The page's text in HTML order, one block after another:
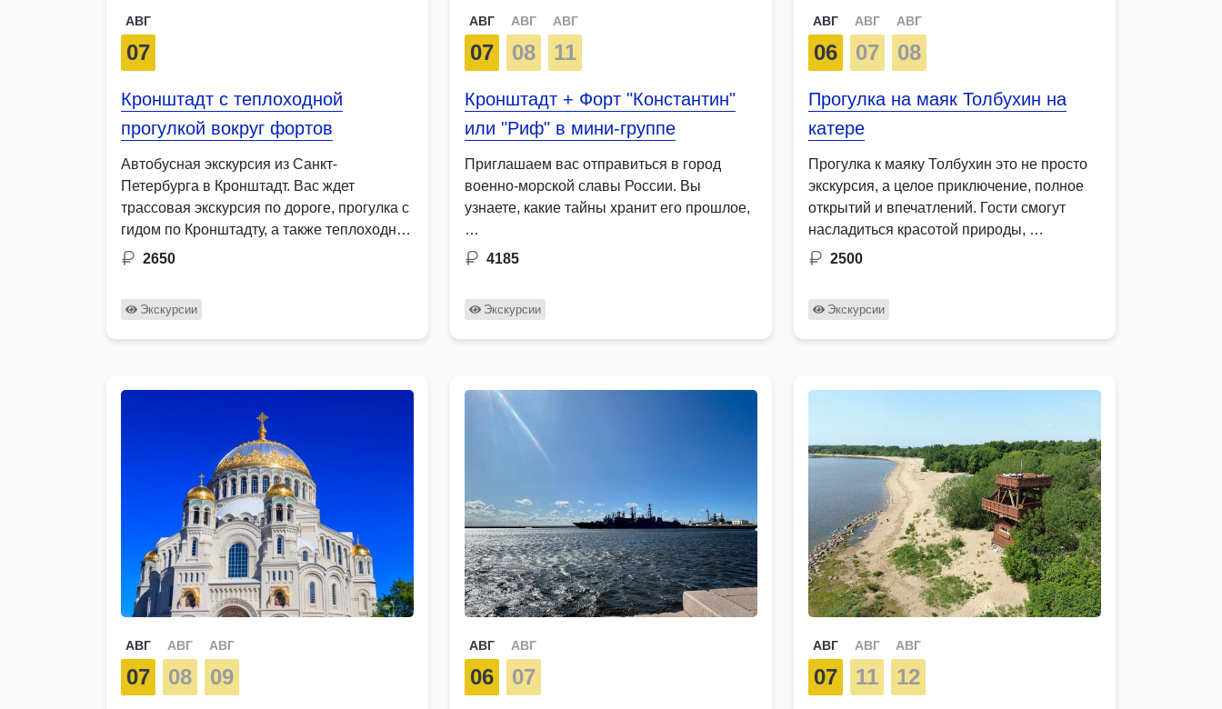
АВГ
07
Кронштадт с теплоходной
прогулкой вокруг фортов
Автобусная экскурсия из Санкт-
Петербурга в Кронштадт. Вас ждет
трассовая экскурсия по дороге, прогулка с
гидом по Кронштадту, а также теплоходная
… 2650
Экскурсии
АВГ
07
АВГ
08
АВГ
11
Кронштадт + Форт "Константин"
или "Риф" в мини-группе
Приглашаем вас отправиться в город
военно-морской славы России. Вы
узнаете, какие тайны хранит его прошлое,
…
4185
Экскурсии
АВГ
06
АВГ
07
АВГ
08
Прогулка на маяк Толбухин на
катере
Прогулка к маяку Толбухин это не просто
экскурсия, а целое приключение, полное
открытий и впечатлений. Гости смогут
насладиться красотой природы, …
2500
Экскурсии
АВГ
07
АВГ
08
АВГ
09
АВГ
06
АВГ
07
АВГ
07
АВГ
11
АВГ
12